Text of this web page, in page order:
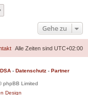
Gehe zu
Alle Zeiten sind UTC+02:00
- Datenschutz - Partner
phpBB Limited
Design